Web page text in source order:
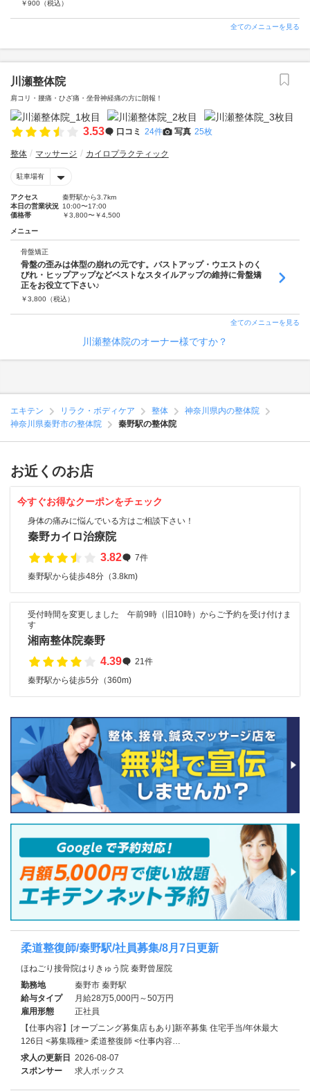
￥900 （税込）
全てのメニューを見る
川瀬整体院
肩コリ・腰痛・ひざ痛・坐骨神経痛の方に朗報！
3.53 口コミ 24件 写真 25枚
整体 マッサージ カイロプラクティック
駐車場有
アクセス
秦野駅から3.7km
本日の営業状況 10:00〜17:00
価格帯
￥3,800〜￥4,500
メニュー
骨盤矯正
骨盤の歪みは体型の崩れの元です。バストアップ・ウエストのく
びれ・ヒップアップなどベストなスタイルアップの維持に骨盤矯
正をお役立て下さい♪
￥3,800 （税込）
全てのメニューを見る
川瀬整体院のオーナー様ですか？
エキテン リラク・ボディケア 整体
神奈川県内の整体院
神奈川県秦野市の整体院
秦野駅の整体院
お近くのお店
今すぐお得なクーポンをチェック
身体の痛みに悩んでいる方はご相談下さい！
秦野カイロ治療院
3.82
7件
秦野駅から徒歩48分（3.8km)
受付時間を変更しました 午前9時（旧10時）からご予約を受け付けま
す
湘南整体院秦野
4.39
21件
秦野駅から徒歩5分（360m)
柔道整復師/秦野駅/社員募集/8月7日更新
ほねごり接骨院はりきゅう院 秦野曾屋院
勤務地
秦野市 秦野駅
給与タイプ
月給28万5,000円～50万円
雇用形態
正社員
【仕事内容】[オープニング募集店もあり]新卒募集 住宅手当/年休最大
126日 <募集職種> 柔道整復師 <仕事内容…
求人の更新日 2026-08-07
スポンサー
求人ボックス